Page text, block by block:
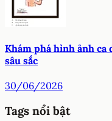
Khám phá hình ảnh ca
sâu sắc
30/06/2026
Tags nổi bật